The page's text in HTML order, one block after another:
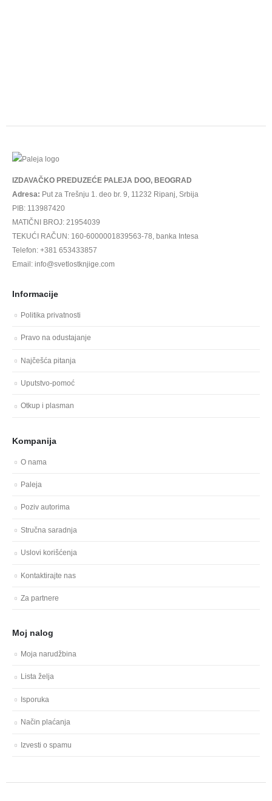
IZDAVAČKO PREDUZEĆE PALEJA DOO, BEOGRAD
Adresa: Put za Trešnju 1. deo br. 9, 11232 Ripanj, Srbija
PIB: 113987420
MATIČNI BROJ: 21954039
TEKUĆI RAČUN: 160-6000001839563-78, banka Intesa
Telefon: +381 653433857
Email: info@svetlostknjige.com
Informacije
Politika privatnosti
Pravo na odustajanje
Najčešća pitanja
Uputstvo-pomoć
Otkup i plasman
Kompanija
O nama
Paleja
Poziv autorima
Stručna saradnja
Uslovi korišćenja
Kontaktirajte nas
Za partnere
Moj nalog
Moja narudžbina
Lista želja
Isporuka
Način plaćanja
Izvesti o spamu